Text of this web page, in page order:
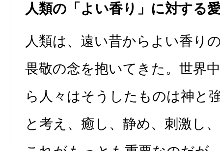
人類の「よい香り」に対する
人類は、遠い昔からよい香り
畏敬の念を抱いてきた。世界
ら人々はそうしたものは神と
と考え、癒し、静め、刺激し